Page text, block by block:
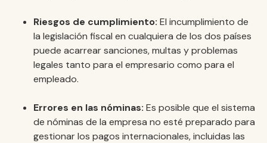
Riesgos de cumplimiento: El incumplimiento de
la legislación fiscal en cualquiera de los dos países
puede acarrear sanciones, multas y problemas
legales tanto para el empresario como para el
empleado.
Errores en las nóminas: Es posible que el sistema
de nóminas de la empresa no esté preparado para
gestionar los pagos internacionales, incluidas las